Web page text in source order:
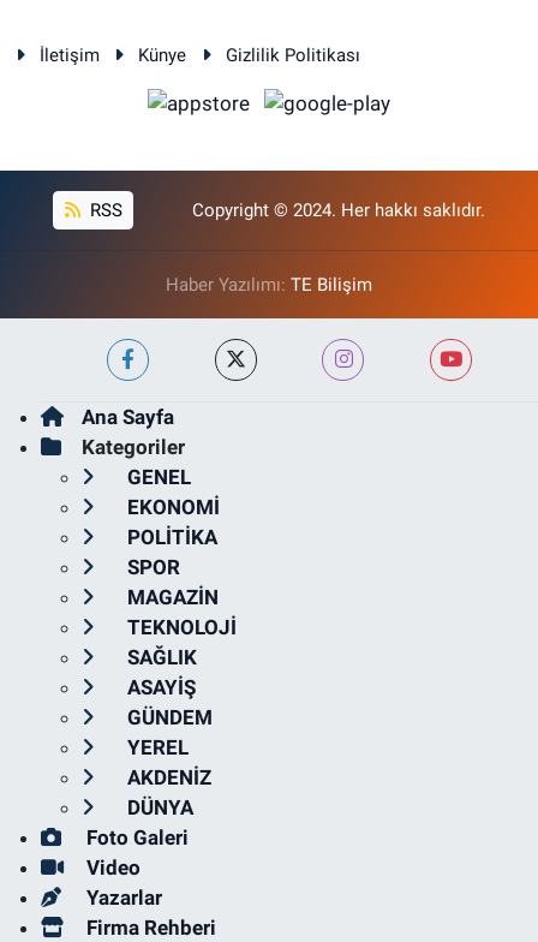
İletişim Künye Gizlilik Politikası
RSS Copyright © 2024. Her hakkı saklıdır.
Haber Yazılımı: TE Bilişim
Ana Sayfa
Kategoriler
GENEL
EKONOMİ
POLİTİKA
SPOR
MAGAZİN
TEKNOLOJİ
SAĞLIK
ASAYİŞ
GÜNDEM
YEREL
AKDENİZ
DÜNYA
Foto Galeri
Video
Yazarlar
Firma Rehberi